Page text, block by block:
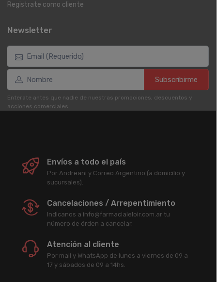
Registrate como cliente
Newsletter
Subscribirme
Enterate antes que nadie de nuestras promociones, descuentos y
acciones comerciales.
Envíos a todo el país
Por Andreani y Correo Argentino (a domicilio y
sucursales).
Cancelaciones / Arrepentimiento
Indicanos a info@farmacialeloir.com.ar tu
número de órden a cancelar.
Atención al cliente
Por mail y WhatsApp de lunes a viernes de 09 a
17 y sábados de 09 a 14hs.